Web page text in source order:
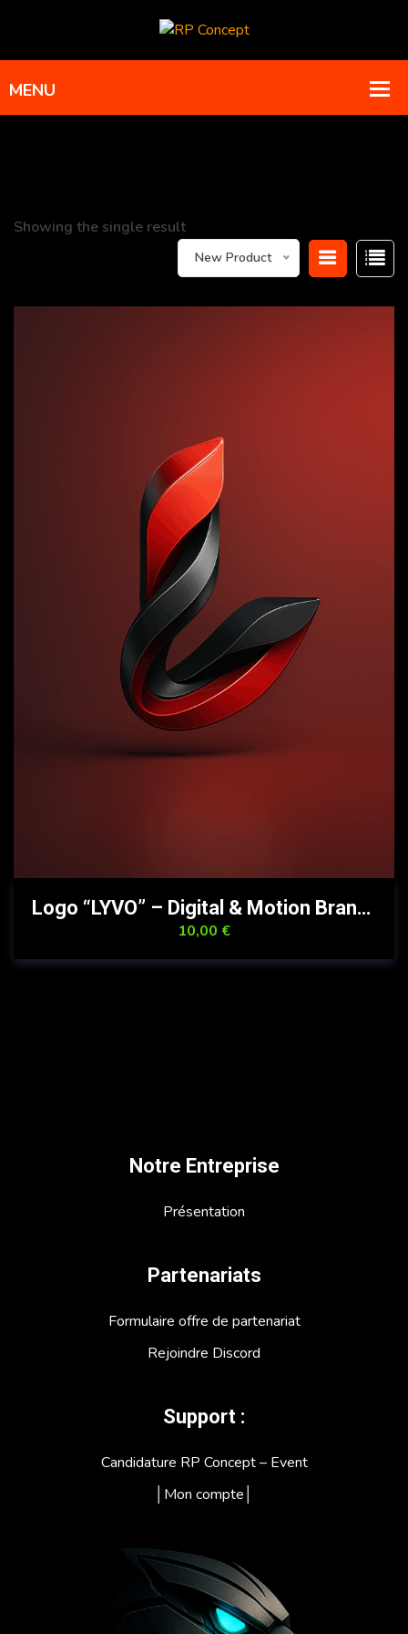
Showing the single result
New Product
Logo “LYVO” – Digital & Motion Brand 10 €
10,00 €
Notre Entreprise
Présentation
Partenariats
Formulaire offre de partenariat
Rejoindre Discord
Support :
Candidature RP Concept – Event
│Mon compte│